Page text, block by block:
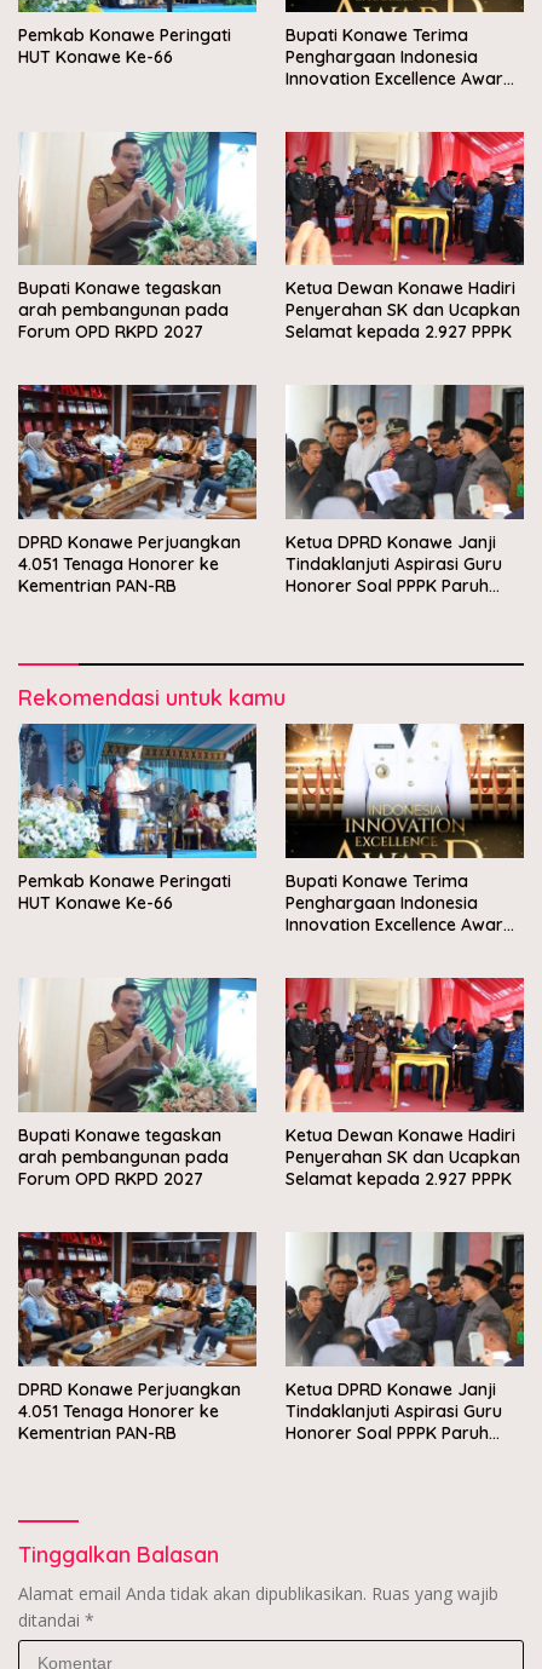
Pemkab Konawe Peringati
HUT Konawe Ke-66
Bupati Konawe Terima
Penghargaan Indonesia
Innovation Excellence Award
Bupati Konawe tegaskan
arah pembangunan pada
Forum OPD RKPD 2027
Ketua Dewan Konawe Hadiri
Penyerahan SK dan Ucapkan
Selamat kepada 2.927 PPPK
DPRD Konawe Perjuangkan
4.051 Tenaga Honorer ke
Kementrian PAN-RB
Ketua DPRD Konawe Janji
Tindaklanjuti Aspirasi Guru
Honorer Soal PPPK Paruh
Rekomendasi untuk kamu
Pemkab Konawe Peringati
HUT Konawe Ke-66
Bupati Konawe Terima
Penghargaan Indonesia
Innovation Excellence Award
Bupati Konawe tegaskan
arah pembangunan pada
Forum OPD RKPD 2027
Ketua Dewan Konawe Hadiri
Penyerahan SK dan Ucapkan
Selamat kepada 2.927 PPPK
DPRD Konawe Perjuangkan
4.051 Tenaga Honorer ke
Kementrian PAN-RB
Ketua DPRD Konawe Janji
Tindaklanjuti Aspirasi Guru
Honorer Soal PPPK Paruh
Tinggalkan Balasan
Alamat email Anda tidak akan dipublikasikan. Ruas yang wajib
ditandai *